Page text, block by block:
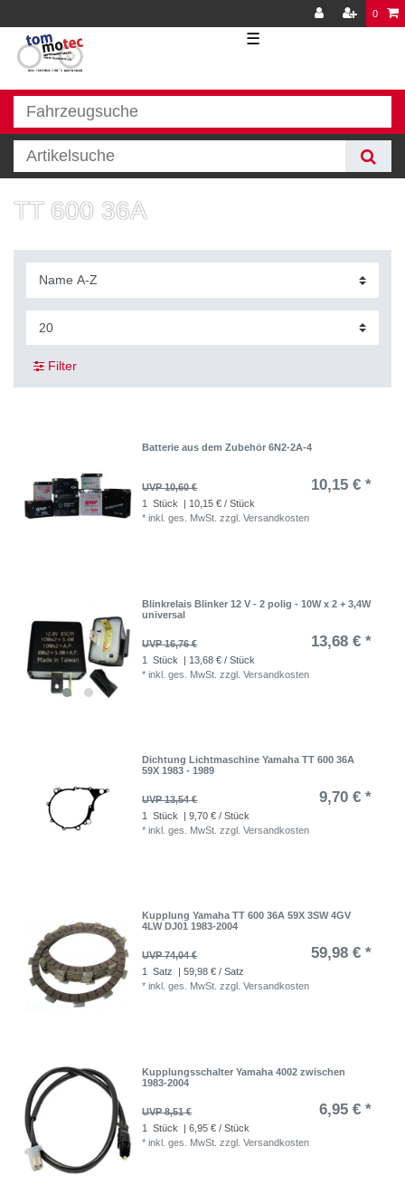
0
☰
TT 600 36A
Filter
Batterie aus dem Zubehör 6N2-2A-4
UVP 10,60 € 10,15 € *
1 Stück
| 10,15 € / Stück
*inkl. ges. MwSt. zzgl.Versandkosten
Blinkrelais Blinker 12 V - 2 polig - 10W x 2 + 3,4W
universal
UVP 16,76 € 13,68 € *
1 Stück
| 13,68 € / Stück
*inkl. ges. MwSt. zzgl.Versandkosten
Dichtung Lichtmaschine Yamaha TT 600 36A
59X 1983 - 1989
UVP 13,54 € 9,70 € *
1 Stück
| 9,70 € / Stück
*inkl. ges. MwSt. zzgl.Versandkosten
Kupplung Yamaha TT 600 36A 59X 3SW 4GV
4LW DJ01 1983-2004
UVP 74,04 € 59,98 € *
1 Satz
| 59,98 € / Satz
*inkl. ges. MwSt. zzgl.Versandkosten
Kupplungsschalter Yamaha 4002 zwischen
1983-2004
UVP 8,51 € 6,95 € *
1 Stück
| 6,95 € / Stück
*inkl. ges. MwSt. zzgl.Versandkosten